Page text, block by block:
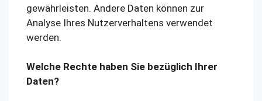
gewährleisten. Andere Daten können zur
Analyse Ihres Nutzerverhaltens verwendet
werden.
Welche Rechte haben Sie bezüglich Ihrer
Daten?